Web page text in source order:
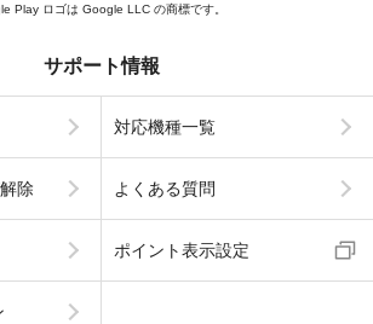
Play ロゴは Google LLC の商標です。
サポート情報
対応機種一覧
除 よくある質問
ポイント表示設定